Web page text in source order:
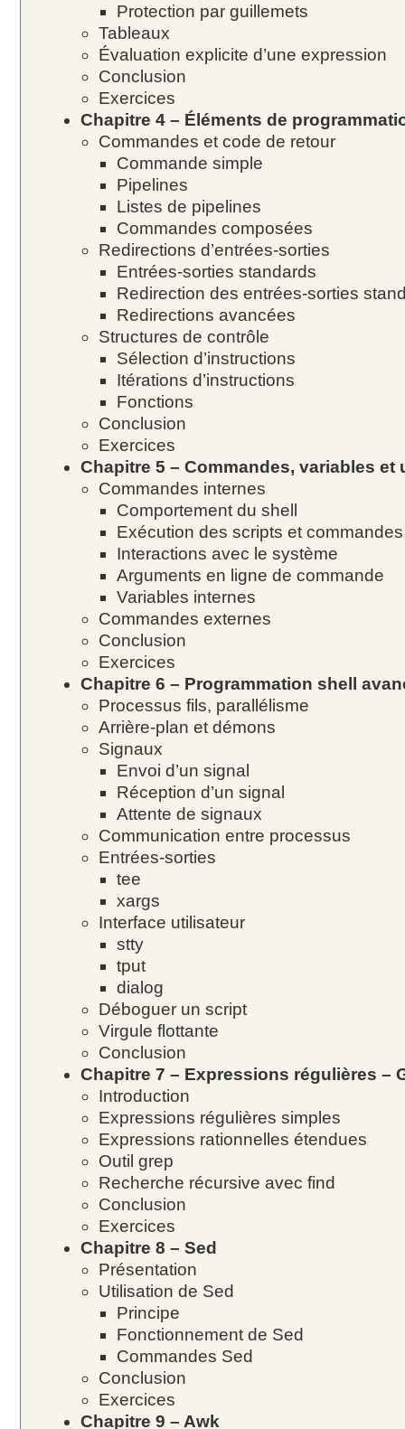
Protection par guillemets
Tableaux
Évaluation explicite d’une expression
Conclusion
Exercices
Chapitre 4 – Éléments de
Commandes et code de retour
Commande simple
Pipelines
Listes de pipelines
Commandes composées
Redirections d’entrées-sorties
Entrées-sorties standards
Redirection des entrées-sorties
Redirections avancées
Structures de contrôle
Sélection d’instructions
Itérations d’instructions
Fonctions
Conclusion
Exercices
Chapitre 5 – Commandes, variables et
Commandes internes
Comportement du shell
Exécution des scripts et commandes
Interactions avec le système
Arguments en ligne de commande
Variables internes
Commandes externes
Conclusion
Exercices
Chapitre 6 – Programmation shell
Processus fils, parallélisme
Arrière-plan et démons
Signaux
Envoi d’un signal
Réception d’un signal
Attente de signaux
Communication entre processus
Entrées-sorties
tee
xargs
Interface utilisateur
stty
tput
dialog
Déboguer un script
Virgule flottante
Conclusion
Chapitre 7 – Expressions régulières –
Introduction
Expressions régulières simples
Expressions rationnelles étendues
Outil grep
Recherche récursive avec find
Conclusion
Exercices
Chapitre 8 – Sed
Présentation
Utilisation de Sed
Principe
Fonctionnement de Sed
Commandes Sed
Conclusion
Exercices
Chapitre 9 – Awk